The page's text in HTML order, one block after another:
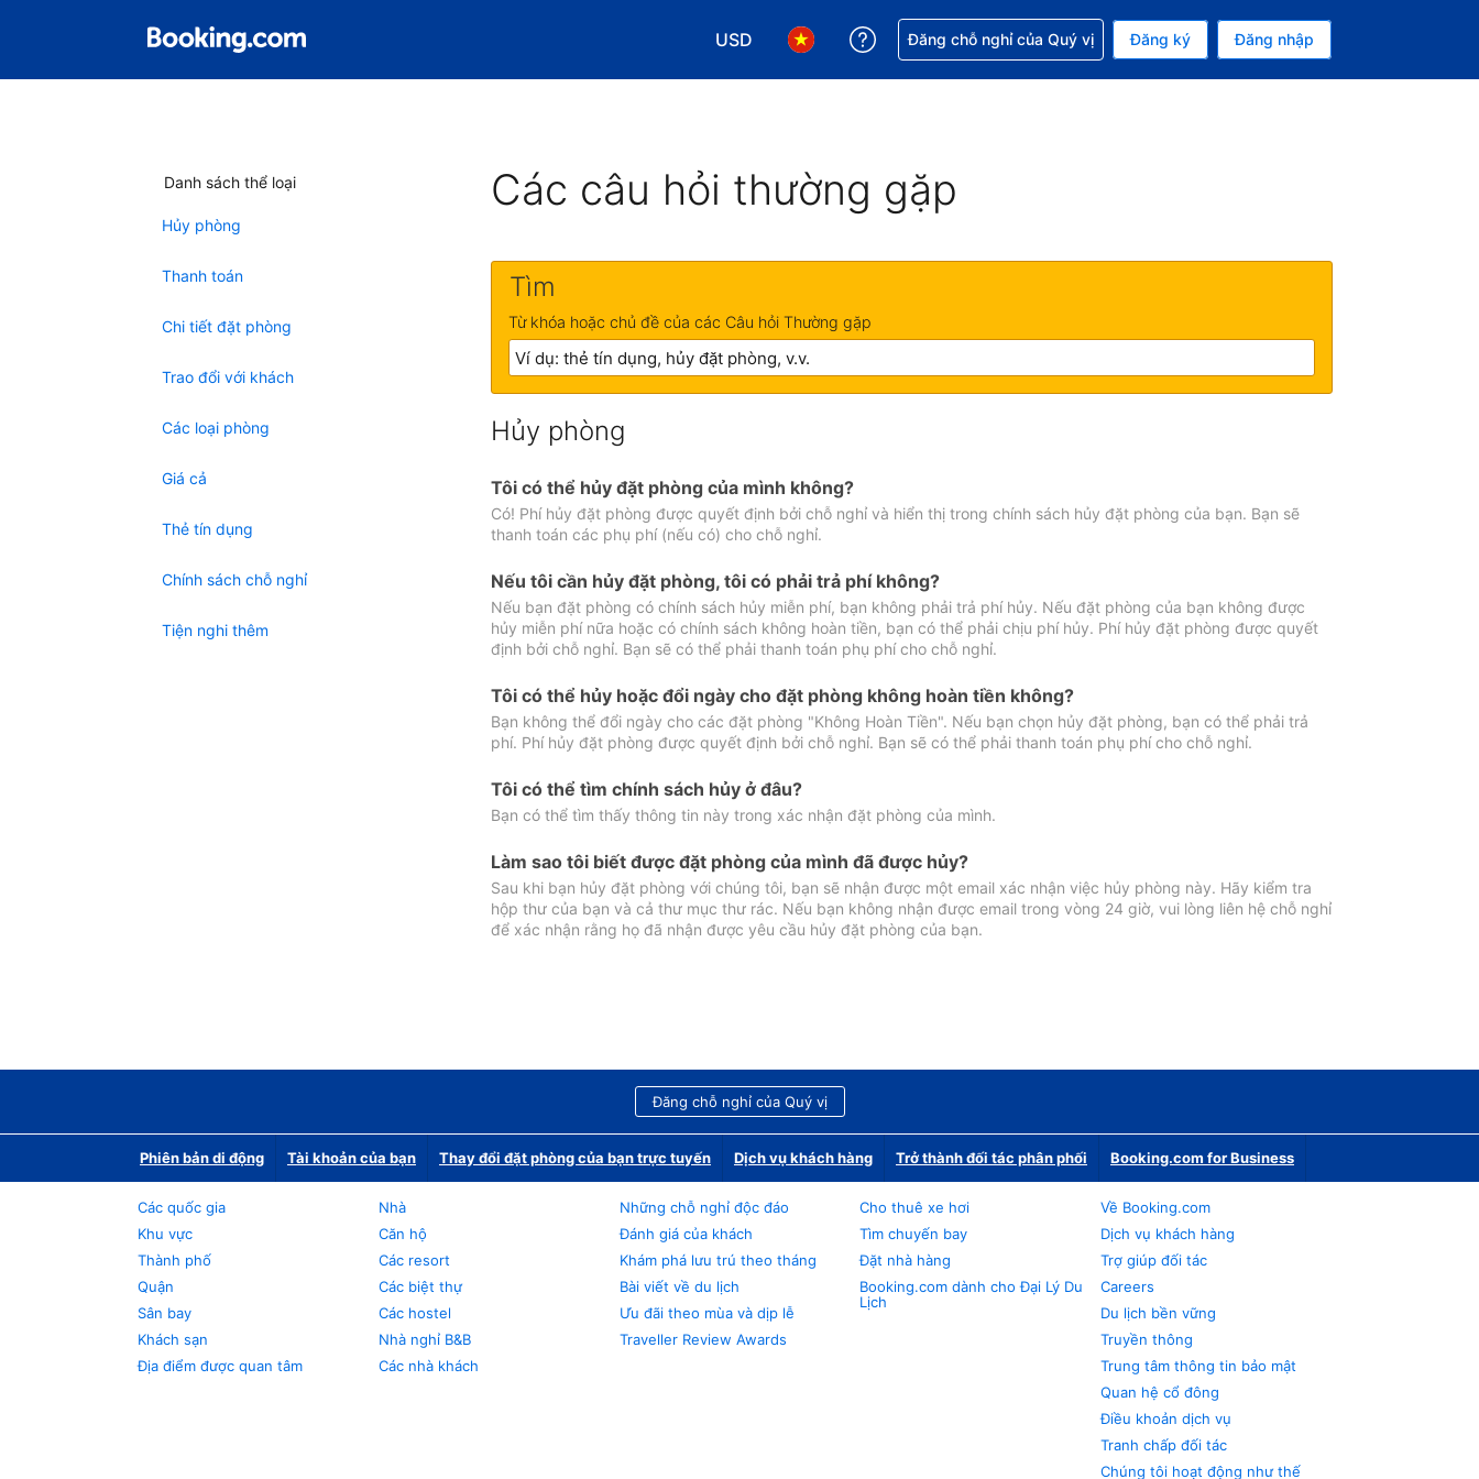
USD
Chọn loại tiền tệ của bạn. Loại tiền tệ hiện tại của bạn là Đô la Mỹ
Chọn ngôn ngữ của bạn. Ngôn ngữ hiện tại của bạn là Tiếng Việt
Nhận trợ giúp với đặt chỗ
Đăng chỗ nghỉ của Quý vị Đăng ký Đăng nhập
Danh sách thể loại
Hủy phòng
Thanh toán
Chi tiết đặt phòng
Trao đổi với khách
Các loại phòng
Giá cả
Thẻ tín dụng
Chính sách chỗ nghỉ
Tiện nghi thêm
Các câu hỏi thường gặp
Tìm
Từ khóa hoặc chủ đề của các Câu hỏi Thường gặp
Hủy phòng
Tôi có thể hủy đặt phòng của mình không?
Có! Phí hủy đặt phòng được quyết định bởi chỗ nghỉ và hiển thị trong chính sách hủy đặt phòng của bạn. Bạn sẽ
thanh toán các phụ phí (nếu có) cho chỗ nghỉ.
Nếu tôi cần hủy đặt phòng, tôi có phải trả phí không?
Nếu bạn đặt phòng có chính sách hủy miễn phí, bạn không phải trả phí hủy. Nếu đặt phòng của bạn không được
hủy miễn phí nữa hoặc có chính sách không hoàn tiền, bạn có thể phải chịu phí hủy. Phí hủy đặt phòng được quyết
định bởi chỗ nghỉ. Bạn sẽ có thể phải thanh toán phụ phí cho chỗ nghỉ.
Tôi có thể hủy hoặc đổi ngày cho đặt phòng không hoàn tiền không?
Bạn không thể đổi ngày cho các đặt phòng "Không Hoàn Tiền". Nếu bạn chọn hủy đặt phòng, bạn có thể phải trả
phí. Phí hủy đặt phòng được quyết định bởi chỗ nghỉ. Bạn sẽ có thể phải thanh toán phụ phí cho chỗ nghỉ.
Tôi có thể tìm chính sách hủy ở đâu?
Bạn có thể tìm thấy thông tin này trong xác nhận đặt phòng của mình.
Làm sao tôi biết được đặt phòng của mình đã được hủy?
Sau khi bạn hủy đặt phòng với chúng tôi, bạn sẽ nhận được một email xác nhận việc hủy phòng này. Hãy kiểm tra
hộp thư của bạn và cả thư mục thư rác. Nếu bạn không nhận được email trong vòng 24 giờ, vui lòng liên hệ chỗ nghỉ
để xác nhận rằng họ đã nhận được yêu cầu hủy đặt phòng của bạn.
Đăng chỗ nghỉ của Quý vị
Phiên bản di động Tài khoản của bạn Thay đổi đặt phòng của bạn trực tuyến Dịch vụ khách hàng Trở thành đối tác phân phối Booking.com for Business
Các quốc gia
Khu vực
Thành phố
Quận
Sân bay
Khách sạn
Địa điểm được quan tâm
Nhà
Căn hộ
Các resort
Các biệt thự
Các hostel
Nhà nghỉ B&B
Các nhà khách
Những chỗ nghỉ độc đáo
Đánh giá của khách
Khám phá lưu trú theo tháng
Bài viết về du lịch
Ưu đãi theo mùa và dịp lễ
Traveller Review Awards
Cho thuê xe hơi
Tìm chuyến bay
Đặt nhà hàng
Booking.com dành cho Đại Lý Du
Lịch
Về Booking.com
Dịch vụ khách hàng
Trợ giúp đối tác
Careers
Du lịch bền vững
Truyền thông
Trung tâm thông tin bảo mật
Quan hệ cổ đông
Điều khoản dịch vụ
Tranh chấp đối tác
Chúng tôi hoạt động như thế